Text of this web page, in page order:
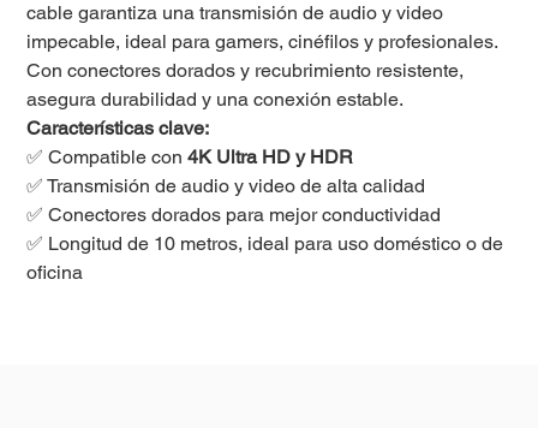
cable garantiza una transmisión de audio y video
impecable, ideal para gamers, cinéfilos y profesionales.
Con conectores dorados y recubrimiento resistente,
asegura durabilidad y una conexión estable.
Características clave:
✅ Compatible con4K Ultra HD y HDR
✅ Transmisión de audio y video de alta calidad
✅ Conectores dorados para mejor conductividad
✅ Longitud de 10 metros, ideal para uso doméstico o de
oficina